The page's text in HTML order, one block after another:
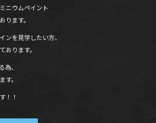
ニウムペイント
ります。
ンを見学したい方、
おります。
為、
す。
！！